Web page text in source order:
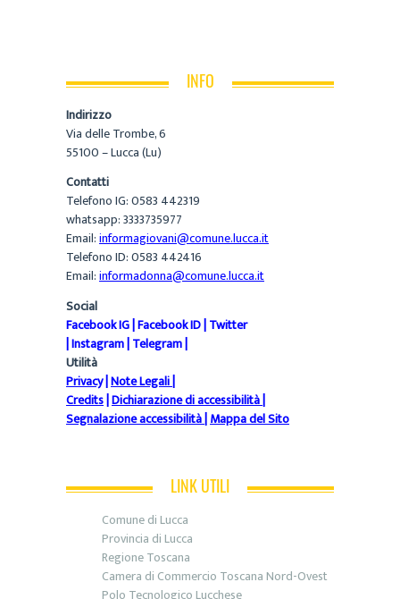
INFO
Indirizzo
Via delle Trombe, 6
55100 – Lucca (Lu)
Contatti
Telefono IG: 0583 442319
whatsapp: 3333735977
Email:informagiovani@comune.lucca.it
Telefono ID: 0583 442416
Email:informadonna@comune.lucca.it
Social
Facebook IG|Facebook ID|Twitter
|Instagram|Telegram|
Utilità
Privacy|Note Legali|
Credits|Dichiarazione di accessibilità|
Segnalazione accessibilità|Mappa del Sito
LINK UTILI
Comune di Lucca
Provincia di Lucca
Regione Toscana
Camera di Commercio Toscana Nord-Ovest